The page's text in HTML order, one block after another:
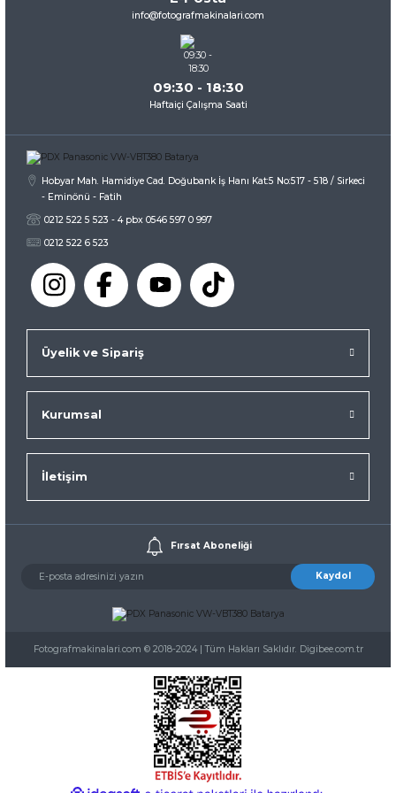
Ürün fiyatı diğer sitelerden daha pahalı.
info@fotografmakinalari.com
09:30 - 18:30
Haftaiçi Çalışma Saati
Hobyar Mah. Hamidiye Cad. Doğubank İş Hanı Kat:5 No:517 - 518 / Sirkeci
- Eminönü - Fatih
0212 522 5 523 - 4 pbx 0546 597 0 997
0212 522 6 523
Üyelik ve Sipariş
Kurumsal
İletişim
Fırsat Aboneliği
Kaydol
Fotografmakinalari.com © 2018-2024 | Tüm Hakları Saklıdır. Digibee.com.tr